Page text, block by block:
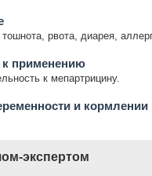
тошнота, рвота, диарея,
к применению
к мепартрицину.
и кормлении
экспертом